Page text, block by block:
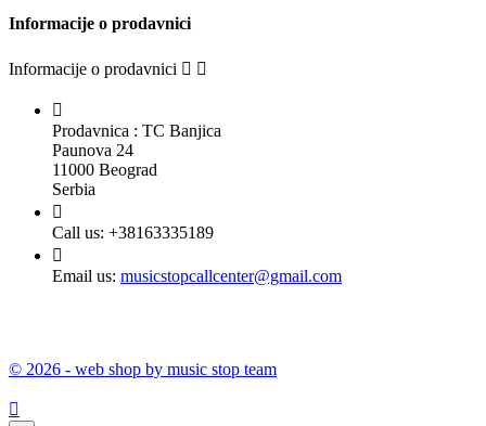
Informacije o prodavnici
Informacije o prodavnici  

Prodavnica : TC Banjica
Paunova 24
11000 Beograd
Serbia

Call us: +38163335189

Email us: musicstopcallcenter@gmail.com
© 2026 - web shop by music stop team
